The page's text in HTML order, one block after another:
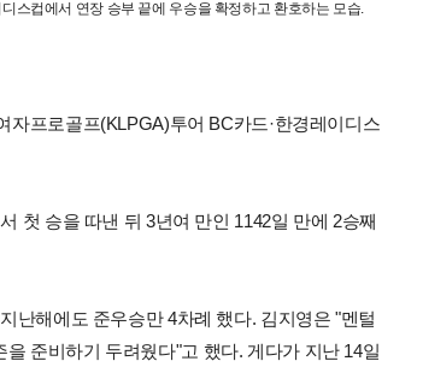
스컵에서 연장 승부 끝에 우승을 확정하고 환호하는 모습.
프로골프(KLPGA)투어 BC카드·한경레이디스
첫 승을 따낸 뒤 3년여 만인 1142일 만에 2승째
난해에도 준우승만 4차례 했다. 김지영은 "멘털
준비하기 두려웠다"고 했다. 게다가 지난 14일